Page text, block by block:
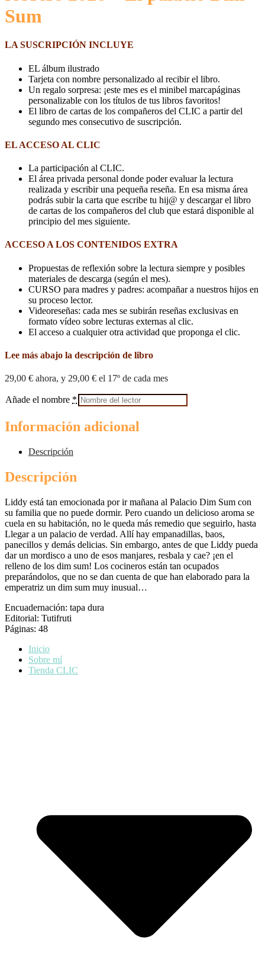
Sum
LA SUSCRIPCIÓN INCLUYE
EL álbum ilustrado
Tarjeta con nombre personalizado al recibir el libro.
Un regalo sorpresa: ¡este mes es el minibel marcapáginas
personalizable con los títulos de tus libros favoritos!
El libro de cartas de los compañeros del CLIC a partir del
segundo mes consecutivo de suscripción.
EL ACCESO AL CLIC
La participación al CLIC.
El área privada personal donde poder evaluar la lectura
realizada y escribir una pequeña reseña. En esa misma área
podrás subir la carta que escribe tu hij@ y descargar el libro
de cartas de los compañeros del club que estará disponible al
principio del mes siguiente.
ACCESO A LOS CONTENIDOS EXTRA
Propuestas de reflexión sobre la lectura siempre y posibles
materiales de descarga (según el mes).
CURSO para madres y padres: acompañar a nuestros hijos en
su proceso lector.
Videoreseñas: cada mes se subirán reseñas exclusivas en
formato vídeo sobre lecturas externas al clic.
El acceso a cualquier otra actividad que proponga el clic.
Lee más abajo la descripción de libro
29,00 € ahora, y 29,00 € el 17º de cada mes
Añade el nombre *
Información adicional
Descripción
Descripción
Liddy está tan emocionada por ir mañana al Palacio Dim Sum con
su familia que no puede dormir. Pero cuando un delicioso aroma se
cuela en su habitación, no le queda más remedio que seguirlo, hasta
Llegar a un palacio de verdad. Allí hay empanadillas, baos,
panecillos y demás delicias. Sin embargo, antes de que Liddy pueda
dar un mordisco a uno de esos manjares, resbala y cae? ¡en el
relleno de los dim sum! Los cocineros están tan ocupados
preparándolos, que no se dan cuenta de que han elaborado para la
emperatriz un dim sum muy inusual…
Encuadernación: tapa dura
Editorial: Tutifruti
Páginas: 48
Inicio
Sobre mí
Tienda CLIC